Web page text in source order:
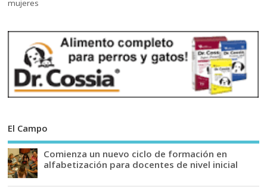
El Campo
Comienza un nuevo ciclo de formación en
alfabetización para docentes de nivel inicial